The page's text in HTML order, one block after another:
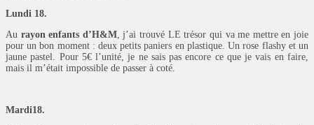
Lundi 18.
Au rayon enfants d’H&M, j’ai trouvé LE trésor qui va me mettre en joie
pour un bon moment : deux petits paniers en plastique. Un rose flashy et un
jaune pastel. Pour 5€ l’unité, je ne sais pas encore ce que je vais en faire,
mais il m’était impossible de passer à coté.
Mardi18.